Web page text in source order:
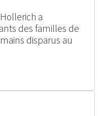
a
des familles de
disparus au